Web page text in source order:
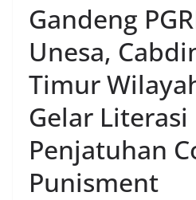
Gandeng
Unesa,
Timur
Gelar
Penjatuhan
Punisment